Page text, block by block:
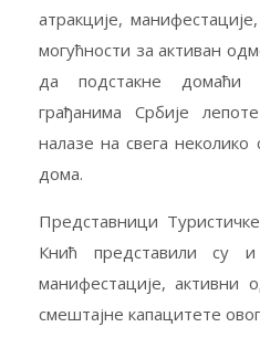
атракције,
могућности за активан
да подстакне домаћи
грађанима Србије
налазе на свега
дома.
Представници
Кнић представили су и
манифестације,
смештајне капацитете овог